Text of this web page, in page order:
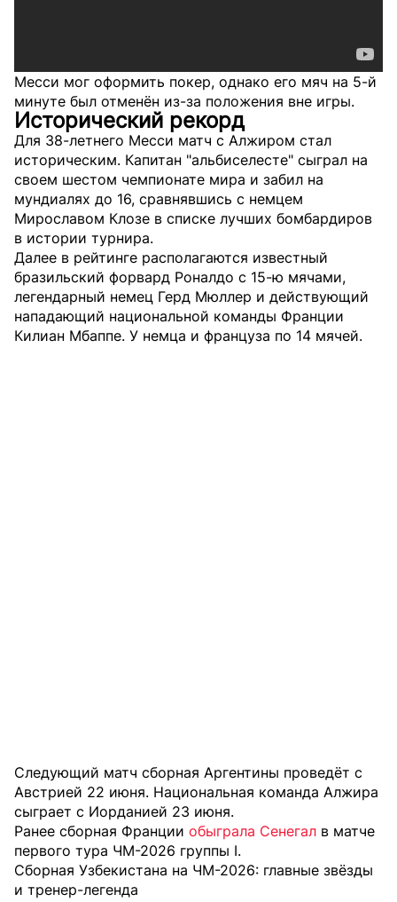
Месси мог оформить покер, однако его мяч на 5-й
минуте был отменён из-за положения вне игры.
Исторический рекорд
Для 38-летнего Месси матч с Алжиром стал
историческим. Капитан "альбиселесте" сыграл на
своем шестом чемпионате мира и забил на
мундиалях до 16, сравнявшись с немцем
Мирославом Клозе в списке лучших бомбардиров
в истории турнира.
Далее в рейтинге располагаются известный
бразильский форвард Роналдо с 15-ю мячами,
легендарный немец Герд Мюллер и действующий
нападающий национальной команды Франции
Килиан Мбаппе. У немца и француза по 14 мячей.
Следующий матч сборная Аргентины проведёт с
Австрией 22 июня. Национальная команда Алжира
сыграет с Иорданией 23 июня.
Ранее сборная Франции обыграла Сенегал в матче
первого тура ЧМ-2026 группы I.
Сборная Узбекистана на ЧМ-2026: главные звёзды
и тренер-легенда